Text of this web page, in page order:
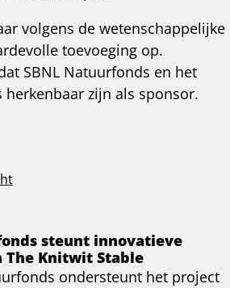
volgens de wetenschappelijke
toevoeging op.
SBNL Natuurfonds en het
zijn als sponsor.
steunt innovatieve
Knitwit Stable
ondersteunt het project